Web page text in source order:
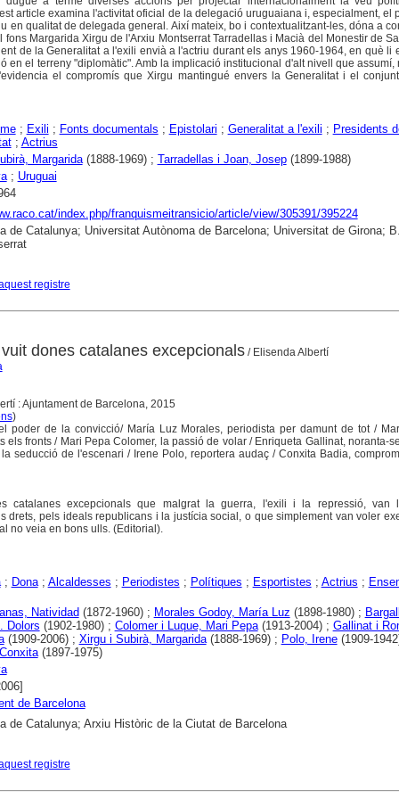
article examina l'activitat oficial de la delegació uruguaiana i, especialment, el
en qualitat de delegada general. Així mateix, bo i contextualitzant-les, dóna a
fons Margarida Xirgu de l'Arxiu Montserrat Tarradellas i Macià del Monestir de
de la Generalitat a l'exili envià a l'actriu durant els anys 1960-1964, en què li
en el terreny "diplomàtic". Amb la implicació institucional d'alt nivell que assumí,
el compromís que Xirgu mantingué envers la Generalitat i el
; Exili ; Fonts documentals ; Epistolari ; Generalitat a l'exili ; Presidents
; Actrius
Margarida(1888-1969) ; Tarradellas i Joan, Josep(1899-1988)
; Uruguai
index.php/franquismeitransicio/article/view/305391/395224
de Catalunya; Universitat Autònoma de Barcelona; Universitat de Girona;
registre
dones catalanes excepcionals/ Elisenda Albertí
: Ajuntament de Barcelona, 2015
)
poder de la convicció/ María Luz Morales, periodista per damunt de tot /
els fronts / Mari Pepa Colomer, la passió de volar / Enriqueta Gallinat, noranta-
seducció de l'escenari / Irene Polo, reportera audaç / Conxita Badia,
catalanes excepcionals que malgrat la guerra, l'exili i la repressió, van
drets, pels ideals republicans i la justícia social, o que simplement van voler
no veia en bons ulls. (Editorial).
; Dona; Alcaldesses ; Periodistes ; Polítiques ; Esportistes ; Actrius ;
Natividad(1872-1960) ; Morales Godoy, María Luz (1898-1980) ;
Dolors (1902-1980) ; Colomer i Luque, Mari Pepa(1913-2004) ; Gallinat i
(1909-2006) ; Xirgu i Subirà, Margarida(1888-1969) ; Polo, Irene(1909-
(1897-1975)
de Barcelona
de Catalunya; Arxiu Històric de la Ciutat de Barcelona
registre